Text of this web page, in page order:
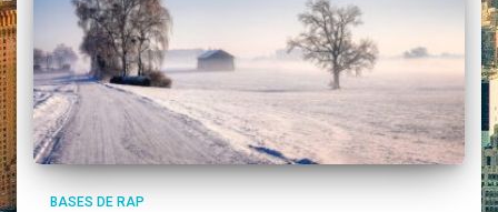
BASES DE RAP